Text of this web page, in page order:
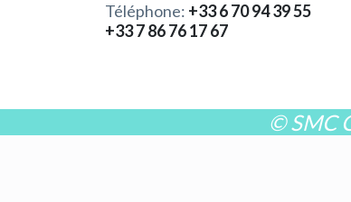
Téléphone: +33 6 70 94 39 55
+33 7 86 76 17 67
© SMC